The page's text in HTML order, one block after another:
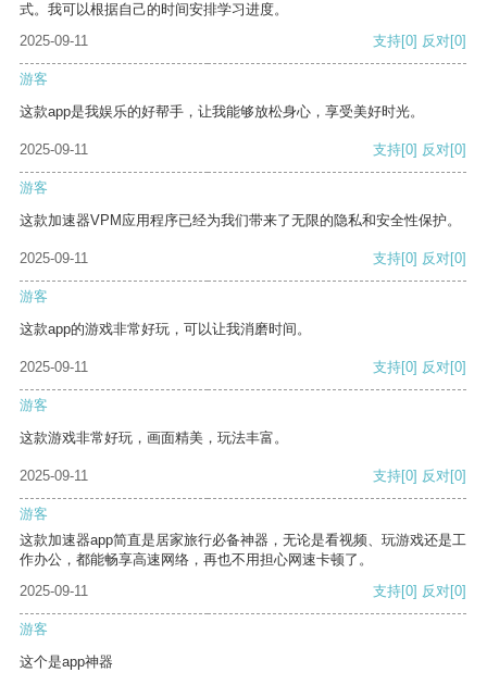
式。我可以根据自己的时间安排学习进度。
2025-09-11
支持[0] 反对[0]
游客
这款app是我娱乐的好帮手，让我能够放松身心，享受美好时光。
2025-09-11 支持[0] 反对[0]
游客
这款加速器VPM应用程序已经为我们带来了无限的隐私和安全性保护。
2025-09-11 支持[0] 反对[0]
游客
这款app的游戏非常好玩，可以让我消磨时间。
2025-09-11 支持[0] 反对[0]
游客
这款游戏非常好玩，画面精美，玩法丰富。
2025-09-11 支持[0] 反对[0]
游客
这款加速器app简直是居家旅行必备神器，无论是看视频、玩游戏还是工
作办公，都能畅享高速网络，再也不用担心网速卡顿了。
2025-09-11
支持[0] 反对[0]
游客
这个是app神器